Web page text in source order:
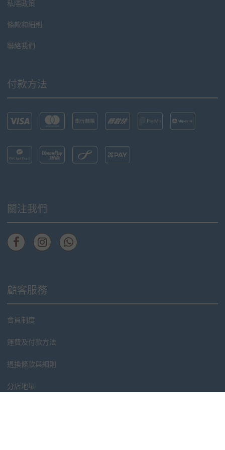
私隱政策
條款和細則
聯絡我們
付款方法
關注我們
顧客服務
會員制度
運費及付款方法
退換條款與細則
分店地址